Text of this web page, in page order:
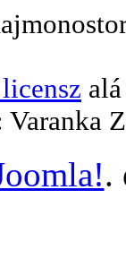
Varanka
.